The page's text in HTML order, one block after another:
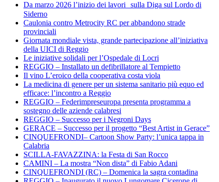
Da marzo 2026 l’inizio dei lavori sulla Diga sul Lordo di
Siderno
Caulonia contro Metrocity RC per abbandono strade
provinciali
Giornata mondiale vista, grande partecipazione all’iniziativa
della UICI di Reggio
Le iniziative solidali per l’Ospedale di Locri
REGGIO – Installato un defibrillatore al Tempietto
Il vino L’eroico della cooperativa costa viola
La medicina di genere per un sistema sanitario più equo ed
efficace: l’incontro a Reggio
REGGIO – Federimpreseuropa presenta programma a
sostegno delle aziende calabresi
REGGIO – Successo per i Negroni Days
GERACE – Successo per il progetto “Best Artist in Gerace”
CINQUEFRONDI– Cartoon Show Party: l’unica tappa in
Calabria
SCILLA-FAVAZZINA: la Festa di San Rocco
CAMINI – La mostra “Non dista” di Fabio Adani
CINQUEFRONDI (RC) – Domenica la sagra contadina